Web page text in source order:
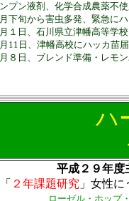
プン液剤、化学合成農薬不
月下旬から害虫多発、緊急に
月１日、石川県立津幡高等学
11日、津幡高校にハッカ苗
月８日、ブレンド準備・レモ
ハー
平成２９年度
２年課題研究 」女性
ローゼル・ホップ